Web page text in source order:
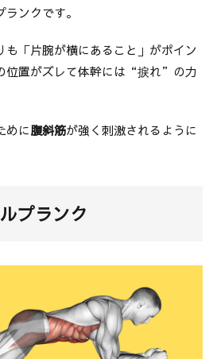
ンクです。
も「片腕が横にあること」がポイン
位置がズレて体幹には“捩れ”の力
めに腹斜筋が強く刺激されるように
プランク